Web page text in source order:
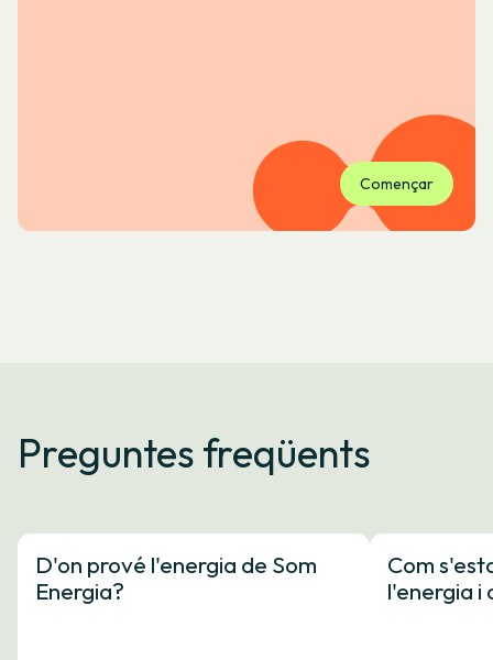
Començar
Preguntes freqüents
D'on prové l'energia de Som
Energia?
Com
l'energia i